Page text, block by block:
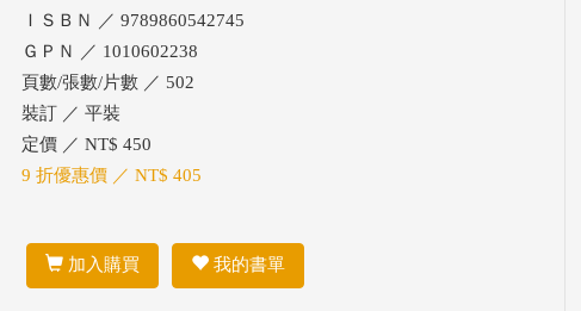
ＩＳＢＮ ／ 9789860542745
ＧＰＮ ／ 1010602238
頁數/張數/片數 ／ 502
裝訂 ／ 平裝
定價 ／ NT$ 450
9 折優惠價 ／ NT$ 405
加入購買 我的書單